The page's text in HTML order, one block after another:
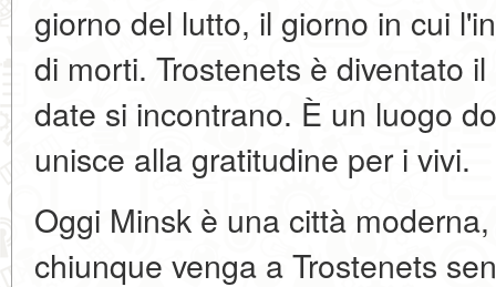
giorno del lutto, il giorno in cui
di morti. Trostenets è diventato
date si incontrano. È un luogo
unisce alla gratitudine per i vivi.
Oggi Minsk è una città
chiunque venga a Trostenets